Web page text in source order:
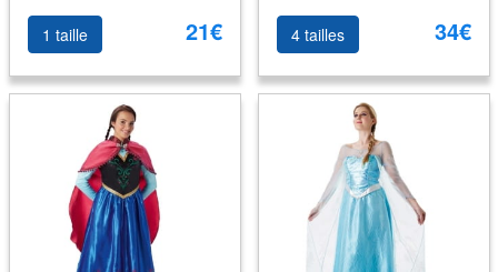
1 taille 21€ 4 tailles 34€